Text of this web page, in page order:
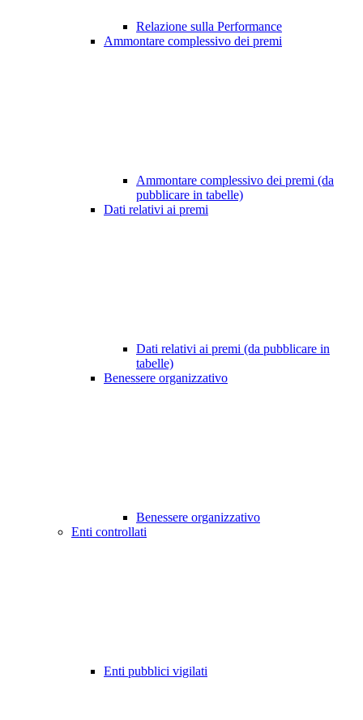
Relazione sulla Performance
Ammontare complessivo dei premi
Ammontare complessivo dei premi (da
pubblicare in tabelle)
Dati relativi ai premi
Dati relativi ai premi (da pubblicare in
tabelle)
Benessere organizzativo
Benessere organizzativo
Enti controllati
Enti pubblici vigilati